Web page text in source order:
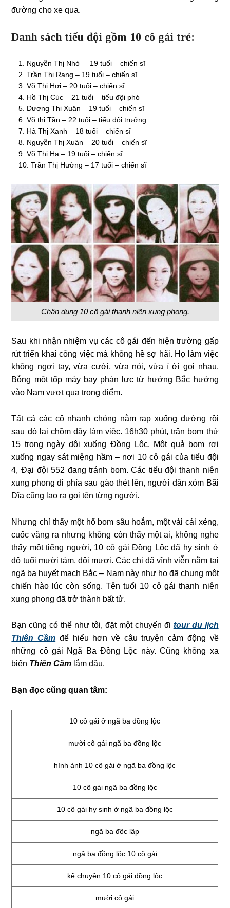
đường cho xe qua.
Danh sách tiểu đội gồm 10 cô gái trẻ:
Nguyễn Thị Nhỏ – 19 tuổi – chiến sĩ
Trần Thị Rạng – 19 tuổi – chiến sĩ
Võ Thị Hợi – 20 tuổi – chiến sĩ
Hồ Thị Cúc – 21 tuổi – tiểu đội phó
Dương Thị Xuân – 19 tuổi – chiến sĩ
Võ thị Tần – 22 tuổi – tiểu đội trưởng
Hà Thị Xanh – 18 tuổi – chiến sĩ
Nguyễn Thị Xuân – 20 tuổi – chiến sĩ
Võ Thị Hạ – 19 tuổi – chiến sĩ
Trần Thị Hường – 17 tuổi – chiến sĩ
Chân dung 10 cô gái thanh niên xung phong.
Sau khi nhận nhiệm vụ các cô gái đến hiện trường gấp
rút triển khai công việc mà không hề sợ hãi. Họ làm việc
không ngơi tay, vừa cười, vừa nói, vừa í ới gọi nhau.
Bỗng một tốp máy bay phản lực từ hướng Bắc hướng
vào Nam vượt qua trọng điểm.
Tất cả các cô nhanh chóng nằm rạp xuống đường rồi
sau đó lại chồm dậy làm việc. 16h30 phút, trận bom thứ
15 trong ngày dội xuống Đồng Lộc. Một quả bom rơi
xuống ngay sát miệng hầm – nơi 10 cô gái của tiểu đội
4, Đại đội 552 đang tránh bom. Các tiểu đội thanh niên
xung phong đi phía sau gào thét lên, người dân xóm Bãi
Dĩa cũng lao ra gọi tên từng người.
Nhưng chỉ thấy một hố bom sâu hoắm, một vài cái xẻng,
cuốc văng ra nhưng không còn thấy một ai, không nghe
thấy một tiếng người, 10 cô gái Đồng Lộc đã hy sinh ở
độ tuổi mười tám, đôi mươi. Các chị đã vĩnh viễn nằm tại
ngã ba huyết mạch Bắc – Nam này như họ đã chung một
chiến hào lúc còn sống. Tên tuổi 10 cô gái thanh niên
xung phong đã trở thành bất tử.
Bạn cũng có thể như tôi, đặt một chuyến đi tour du lịch
Thiên Cầm để hiểu hơn về câu truyện cảm động về
những cô gái Ngã Ba Đồng Lộc này. Cũng không xa
biển Thiên Cầm lắm đâu.
Bạn đọc cũng quan tâm:
10 cô gái ở ngã ba đồng lộc
mười cô gái ngã ba đồng lộc
hình ảnh 10 cô gái ở ngã ba đồng lộc
10 cô gái ngã ba đồng lộc
10 cô gái hy sinh ở ngã ba đồng lộc
ngã ba độc lập
ngã ba đồng lộc 10 cô gái
kể chuyện 10 cô gái đồng lộc
mười cô gái